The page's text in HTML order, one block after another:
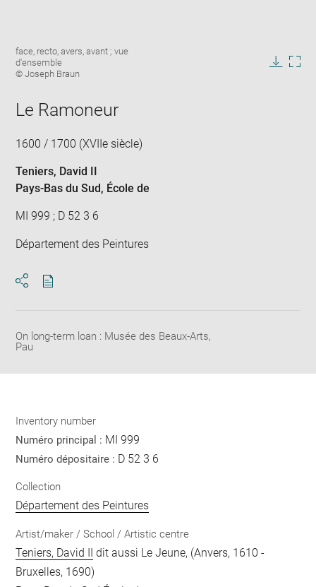
Image
caption:
face, recto, avers, avant ; vue
d'ensemble
© Joseph Braun
Le Ramoneur
1600 / 1700 (XVIIe siècle)
Teniers, David II
Pays-Bas du Sud, École de
MI 999 ; D 52 3 6
Département des Peintures
On long-term loan : Musée des Beaux-Arts,
Pau
Inventory number
Numéro principal : MI 999
Numéro dépositaire : D 52 3 6
Collection
Département des Peintures
Artist/maker / School / Artistic centre
Teniers, David II dit aussi Le Jeune, (Anvers, 1610 -
Bruxelles, 1690)